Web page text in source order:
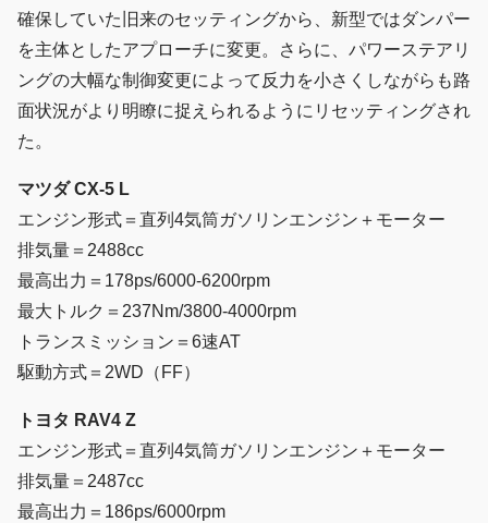
確保していた旧来のセッティングから、新型ではダンパー
を主体としたアプローチに変更。さらに、パワーステアリ
ングの大幅な制御変更によって反力を小さくしながらも路
面状況がより明瞭に捉えられるようにリセッティングされ
た。
マツダ CX-5 L
エンジン形式＝直列4気筒ガソリンエンジン＋モーター
排気量＝2488cc
最高出力＝178ps/6000-6200rpm
最大トルク＝237Nm/3800-4000rpm
トランスミッション＝6速AT
駆動方式＝2WD（FF）
トヨタ RAV4 Z
エンジン形式＝直列4気筒ガソリンエンジン＋モーター
排気量＝2487cc
最高出力＝186ps/6000rpm